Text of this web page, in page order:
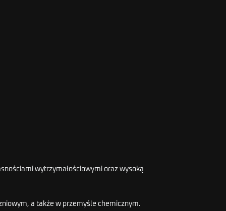
wytrzymałościowymi oraz wysoką
a także w przemyśle chemicznym.